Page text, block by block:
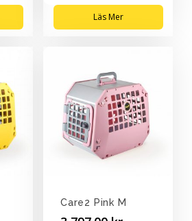
Läs Mer
Care2 Pink M